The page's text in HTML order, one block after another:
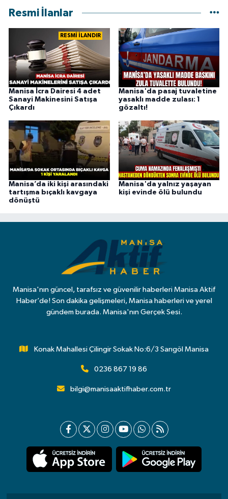
Resmi İlanlar
RESMİ İLANDIR
Manisa İcra Dairesi 4 adet
Sanayi Makinesini Satışa
Çıkardı
Manisa'da pasaj tuvaletine
yasaklı madde zulası: 1
gözaltı!
Manisa’da iki kişi arasındaki
tartışma bıçaklı kavgaya
dönüştü
Manisa'da yalnız yaşayan
kişi evinde ölü bulundu
Manisa'nın güncel, tarafsız ve güvenilir haberleri Manisa Aktif
Haber’de! Son dakika gelişmeleri, Manisa haberleri ve yerel
gündem burada. Manisa'nın Gerçek Sesi.
Konak Mahallesi Çilingir Sokak No:6/3 Sarıgöl Manisa
0236 867 19 86
bilgi@manisaaktifhaber.com.tr